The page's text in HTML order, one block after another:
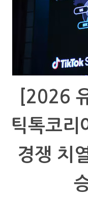
[2026
틱톡코리
경쟁 치